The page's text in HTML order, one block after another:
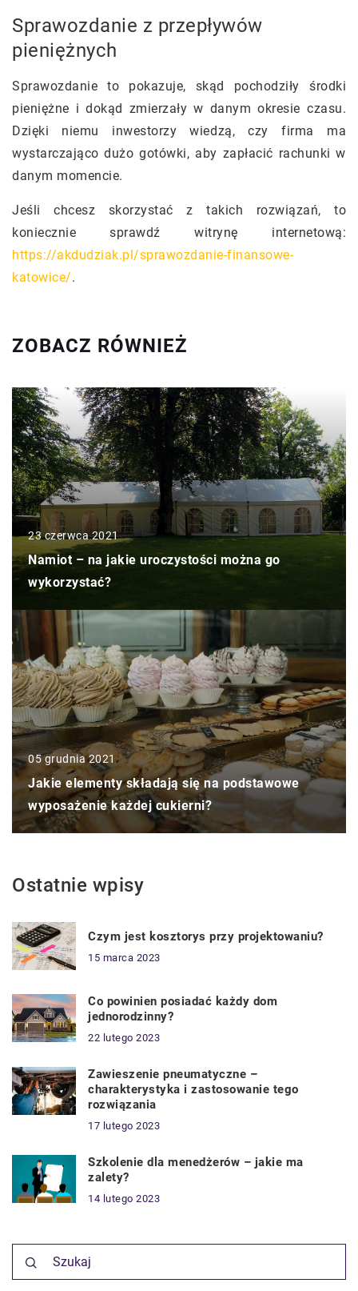
Sprawozdanie z przepływów
pieniężnych
Sprawozdanie to pokazuje, skąd pochodziły środki
pieniężne i dokąd zmierzały w danym okresie czasu.
Dzięki niemu inwestorzy wiedzą, czy firma ma
wystarczająco dużo gotówki, aby zapłacić rachunki w
danym momencie.
Jeśli chcesz skorzystać z takich rozwiązań, to
koniecznie sprawdź witrynę internetową:
https://akdudziak.pl/sprawozdanie-finansowe-
katowice/.
ZOBACZ RÓWNIEŻ
23 czerwca 2021
Namiot – na jakie uroczystości można go
wykorzystać?
05 grudnia 2021
Jakie elementy składają się na podstawowe
wyposażenie każdej cukierni?
Ostatnie wpisy
Czym jest kosztorys przy projektowaniu?
15 marca 2023
Co powinien posiadać każdy dom
jednorodzinny?
22 lutego 2023
Zawieszenie pneumatyczne –
charakterystyka i zastosowanie tego
rozwiązania
17 lutego 2023
Szkolenie dla menedżerów – jakie ma
zalety?
14 lutego 2023